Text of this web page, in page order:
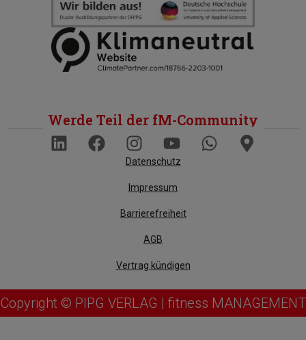
Werde Teil der fM-Community
Datenschutz
Impressum
Barrierefreiheit
AGB
Vertrag kündigen
Copyright © PIPG VERLAG | fitness MANAGEMENT